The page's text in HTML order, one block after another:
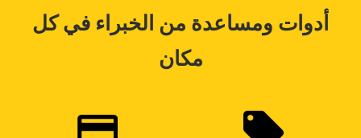
أدوات ومساعدة من الخبراء في كل
مكان